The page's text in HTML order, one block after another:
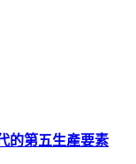
的第五生產要素